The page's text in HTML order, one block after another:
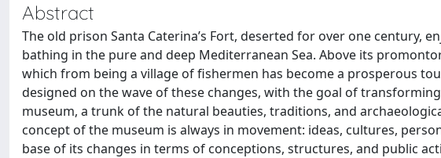
Abstract
The old prison Santa Caterina’s Fort, deserted for over one century,
bathing in the pure and deep Mediterranean Sea. Above its
which from being a village of fishermen has become a prosperous
designed on the wave of these changes, with the goal of
museum, a trunk of the natural beauties, traditions, and
concept of the museum is always in movement: ideas, cultures,
base of its changes in terms of conceptions, structures, and public